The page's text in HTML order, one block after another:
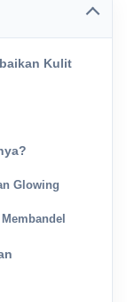
Kulit
Glowing